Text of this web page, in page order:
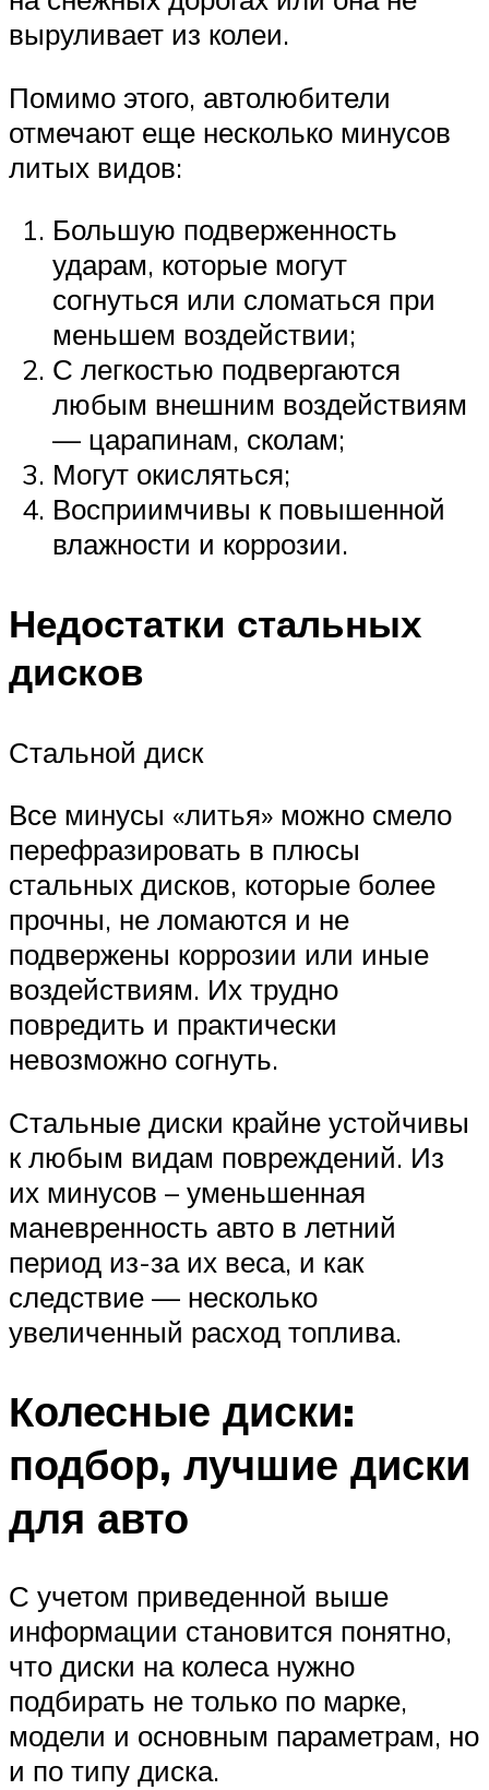
выруливает из колеи.
Помимо этого, автолюбители
отмечают еще несколько минусов
литых видов:
Большую подверженность
ударам, которые могут
согнуться или сломаться при
меньшем воздействии;
С легкостью подвергаются
любым внешним воздействиям
— царапинам, сколам;
Могут окисляться;
Восприимчивы к повышенной
влажности и коррозии.
Недостатки стальных
дисков
Стальной диск
Все минусы «литья» можно смело
перефразировать в плюсы
стальных дисков, которые более
прочны, не ломаются и не
подвержены коррозии или иные
воздействиям. Их трудно
повредить и практически
невозможно согнуть.
Стальные диски крайне устойчивы
к любым видам повреждений. Из
их минусов – уменьшенная
маневренность авто в летний
период из-за их веса, и как
следствие — несколько
увеличенный расход топлива.
Колесные диски:
подбор, лучшие диски
для авто
С учетом приведенной выше
информации становится понятно,
что диски на колеса нужно
подбирать не только по марке,
модели и основным параметрам, но
и по типу диска.